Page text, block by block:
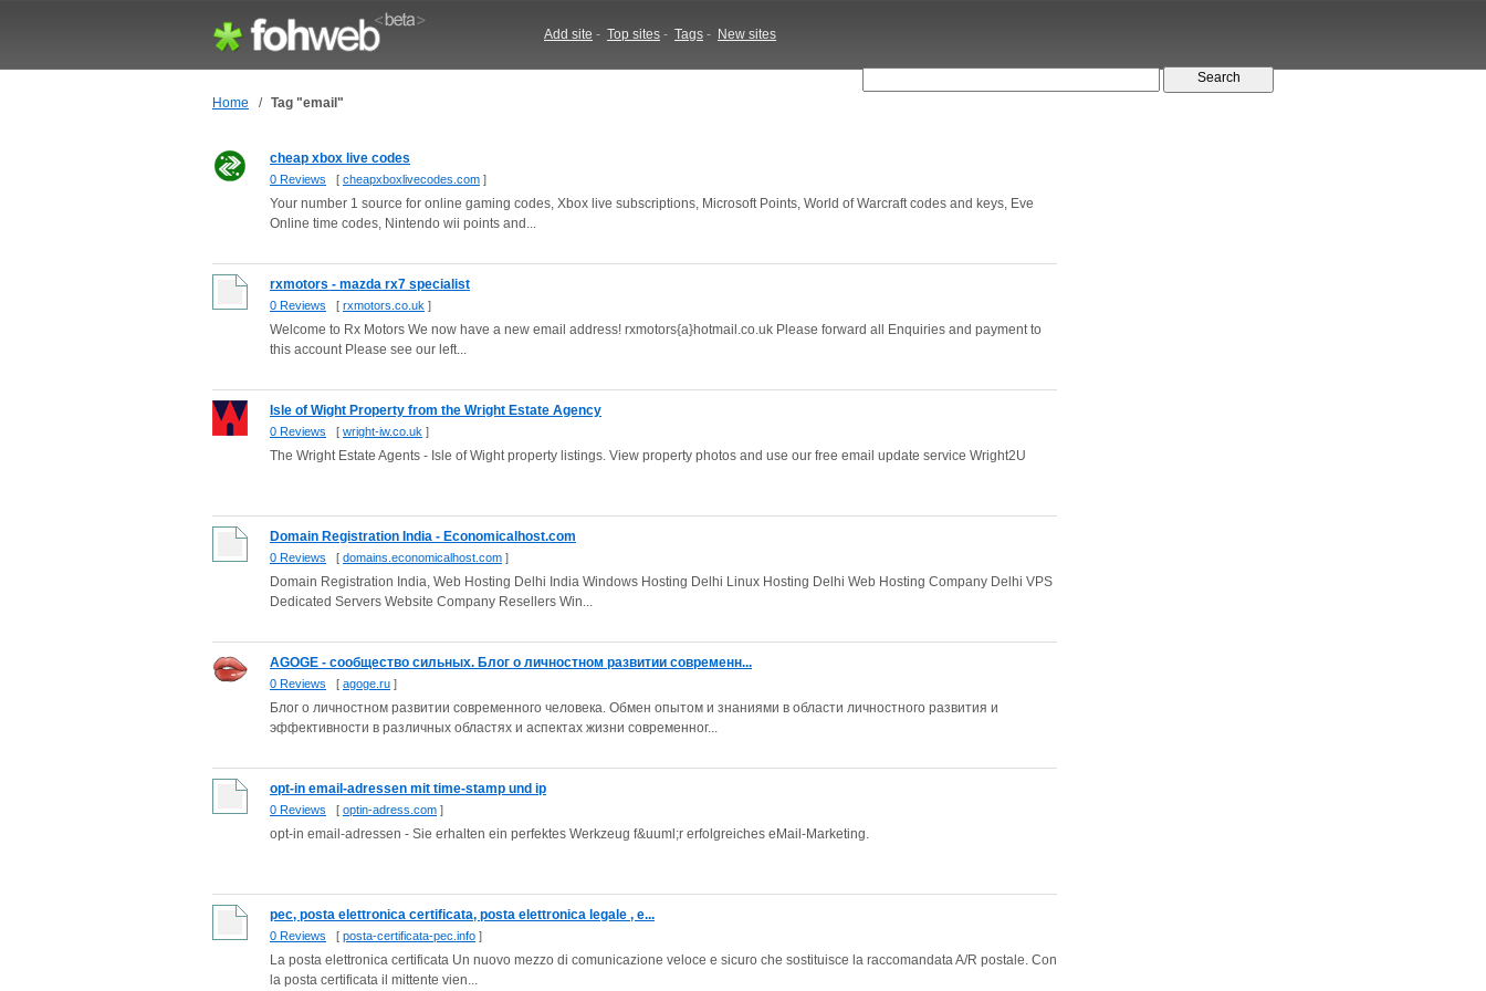
Add site - Top sites - Tags - New sites
Home / Tag "email"
cheap xbox live codes
0 Reviews [ cheapxboxlivecodes.com ]
Your number 1 source for online gaming codes, Xbox live subscriptions, Microsoft Points, World of Warcraft codes and keys, Eve
Online time codes, Nintendo wii points and...
rxmotors - mazda rx7 specialist
0 Reviews [ rxmotors.co.uk ]
Welcome to Rx Motors We now have a new email address! rxmotors{a}hotmail.co.uk Please forward all Enquiries and payment to
this account Please see our left...
Isle of Wight Property from the Wright Estate Agency
0 Reviews [ wright-iw.co.uk ]
The Wright Estate Agents - Isle of Wight property listings. View property photos and use our free email update service Wright2U
Domain Registration India - Economicalhost.com
0 Reviews [ domains.economicalhost.com ]
Domain Registration India, Web Hosting Delhi India Windows Hosting Delhi Linux Hosting Delhi Web Hosting Company Delhi VPS
Dedicated Servers Website Company Resellers Win...
AGOGE - сообщество сильных. Блог о личностном развитии современн...
0 Reviews [ agoge.ru ]
Блог о личностном развитии современного человека. Обмен опытом и знаниями в области личностного развития и
эффективности в различных областях и аспектах жизни современног...
opt-in email-adressen mit time-stamp und ip
0 Reviews [ optin-adress.com ]
opt-in email-adressen - Sie erhalten ein perfektes Werkzeug f&uuml;r erfolgreiches eMail-Marketing.
pec, posta elettronica certificata, posta elettronica legale , e...
0 Reviews [ posta-certificata-pec.info ]
La posta elettronica certificata Un nuovo mezzo di comunicazione veloce e sicuro che sostituisce la raccomandata A/R postale. Con
la posta certificata il mittente vien...